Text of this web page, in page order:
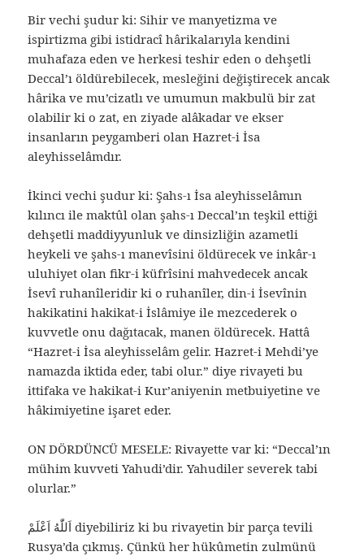
Bir vechi şudur ki: Sihir ve manyetizma ve
ispirtizma gibi istidracî hârikalarıyla kendini
muhafaza eden ve herkesi teshir eden o dehşetli
Deccal’ı öldürebilecek, mesleğini değiştirecek ancak
hârika ve mu’cizatlı ve umumun makbulü bir zat
olabilir ki o zat, en ziyade alâkadar ve ekser
insanların peygamberi olan Hazret-i İsa
aleyhisselâmdır.
İkinci vechi şudur ki: Şahs-ı İsa aleyhisselâmın
kılıncı ile maktûl olan şahs-ı Deccal’ın teşkil ettiği
dehşetli maddiyyunluk ve dinsizliğin azametli
heykeli ve şahs-ı manevîsini öldürecek ve inkâr-ı
uluhiyet olan fikr-i küfrîsini mahvedecek ancak
İsevî ruhanîleridir ki o ruhanîler, din-i İsevînin
hakikatini hakikat-i İslâmiye ile mezcederek o
kuvvetle onu dağıtacak, manen öldürecek. Hattâ
“Hazret-i İsa aleyhisselâm gelir. Hazret-i Mehdi’ye
namazda iktida eder, tabi olur.” diye rivayeti bu
ittifaka ve hakikat-i Kur’aniyenin metbuiyetine ve
hâkimiyetine işaret eder.
ON DÖRDÜNCÜ MESELE: Rivayette var ki: “Deccal’ın
mühim kuvveti Yahudi’dir. Yahudiler severek tabi
olurlar.”
اَللّٰهُ اَعْلَمْ diyebiliriz ki bu rivayetin bir parça tevili
Rusya’da çıkmış. Çünkü her hükûmetin zulmünü